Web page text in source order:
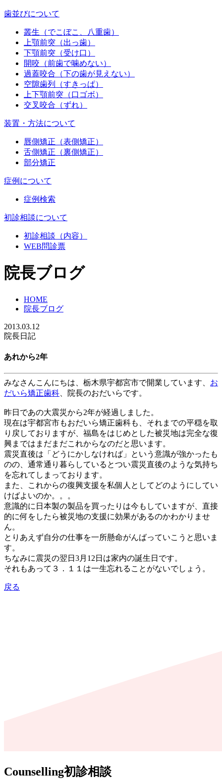
歯並びについて
叢生（でこぼこ、八重歯）
上顎前突（出っ歯）
下顎前突（受け口）
開咬（前歯で噛めない）
過蓋咬合（下の歯が見えない）
空隙歯列（すきっぱ）
上下顎前突（口ゴボ）
交叉咬合（ずれ）
装置・方法について
唇側矯正（表側矯正）
舌側矯正（裏側矯正）
部分矯正
症例について
症例検索
初診相談について
初診相談（内容）
WEB問診票
院長ブログ
HOME
院長ブログ
2013.03.12
院長日記
あれから2年
みなさんこんにちは、 栃木県宇都宮市で開業しています、 お
だいら矯正歯科、院長のおだいらです。
昨日であの大震災から2年が経過しました。
現在は宇都宮市もおだいら矯正歯科も、それまでの平穏を取
り戻しておりますが、福島をはじめとした被災地は完全な復
興まではまだまだこれからなのだと思います。
震災直後は「どうにかしなければ」という意識が強かったも
のの、通常通り暮らしているとつい震災直後のような気持ち
を忘れてしまっております。
また、これからの復興支援を私個人としてどのようにしてい
けばよいのか。。。
意識的に日本製の製品を買ったりは今もしていますが、直接
的に何をしたら被災地の支援に効果があるのかわかりませ
ん。
とりあえず自分の仕事を一所懸命がんばっていこうと思いま
す。
ちなみに震災の翌日 3月 12日は家内の誕生日です。
それもあって３．１１は一生忘れることがないでしょう。
戻る
Counselling初診相談